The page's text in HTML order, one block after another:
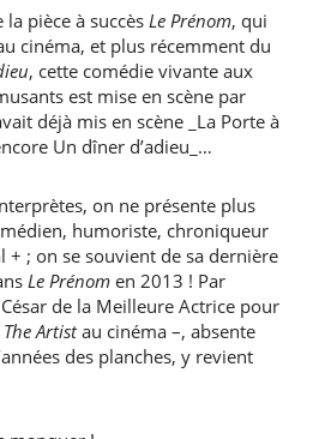
pièce à succèsLe Prénom, qui
cinéma, et plus récemment du
, cette comédie vivante aux
est mise en scène par
déjà mis en scène _La Porte à
Un dîner d’adieu_…
on ne présente plus
humoriste, chroniqueur
+ ; on se souvient de sa dernière
Le Prénomen 2013 ! Par
de la Meilleure Actrice pour
The Artistau cinéma –, absente
des planches, y revient